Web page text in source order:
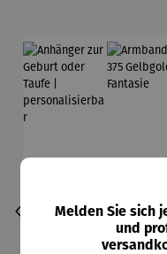
Melden Sie sich
und